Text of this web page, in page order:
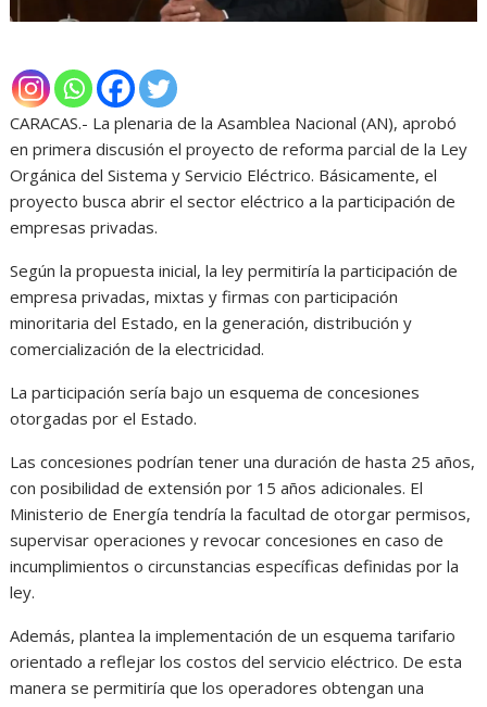
CARACAS.- La plenaria de la Asamblea Nacional (AN), aprobó
en primera discusión el proyecto de reforma parcial de la Ley
Orgánica del Sistema y Servicio Eléctrico. Básicamente, el
proyecto busca abrir el sector eléctrico a la participación de
empresas privadas.
Según la propuesta inicial, la ley permitiría la participación de
empresa privadas, mixtas y firmas con participación
minoritaria del Estado, en la generación, distribución y
comercialización de la electricidad.
La participación sería bajo un esquema de concesiones
otorgadas por el Estado.
Las concesiones podrían tener una duración de hasta 25 años,
con posibilidad de extensión por 15 años adicionales. El
Ministerio de Energía tendría la facultad de otorgar permisos,
supervisar operaciones y revocar concesiones en caso de
incumplimientos o circunstancias específicas definidas por la
ley.
Además, plantea la implementación de un esquema tarifario
orientado a reflejar los costos del servicio eléctrico. De esta
manera se permitiría que los operadores obtengan una